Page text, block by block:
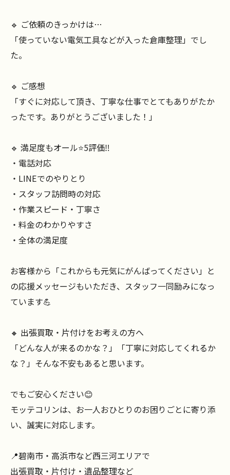
🔹 ご依頼のきっかけは…
「使っていない電気工具などが入った倉庫整理」でし
た。
🔹 ご感想
「すぐに対応して頂き、丁寧な仕事でとてもありがたか
ったです。ありがとうございました！」
🔹 満足度もオール⭐️5評価‼️
・電話対応
・LINEでのやりとり
・スタッフ訪問時の対応
・作業スピード・丁寧さ
・料金のわかりやすさ
・全体の満足度
お客様から「これからも元気にがんばってください」と
の応援メッセージもいただき、スタッフ一同励みになっ
ています💪
🔸 出張買取・片付けをお考えの方へ
「どんな人が来るのかな？」「丁寧に対応してくれるか
な？」そんな不安もあると思います。
でもご安心ください😊
モッテコリンは、お一人おひとりのお困りごとに寄り添
い、誠実に対応します。
📍碧南市・高浜市など西三河エリアで
出張買取・片付け・遺品整理など